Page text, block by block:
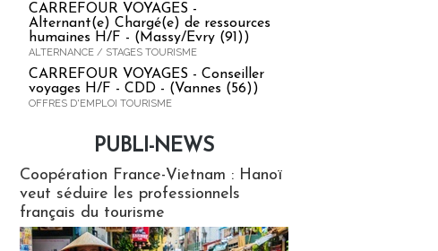
CARREFOUR VOYAGES -
Alternant(e) Chargé(e) de ressources
humaines H/F - (Massy/Evry (91))
ALTERNANCE / STAGES TOURISME
CARREFOUR VOYAGES - Conseiller
voyages H/F - CDD - (Vannes (56))
OFFRES D'EMPLOI TOURISME
PUBLI-NEWS
Coopération France-Vietnam : Hanoï
veut séduire les professionnels
français du tourisme